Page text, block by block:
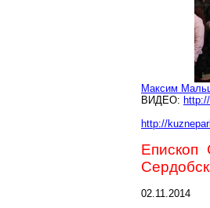
Максим
ВИДЕО:
http://
02.11.2014